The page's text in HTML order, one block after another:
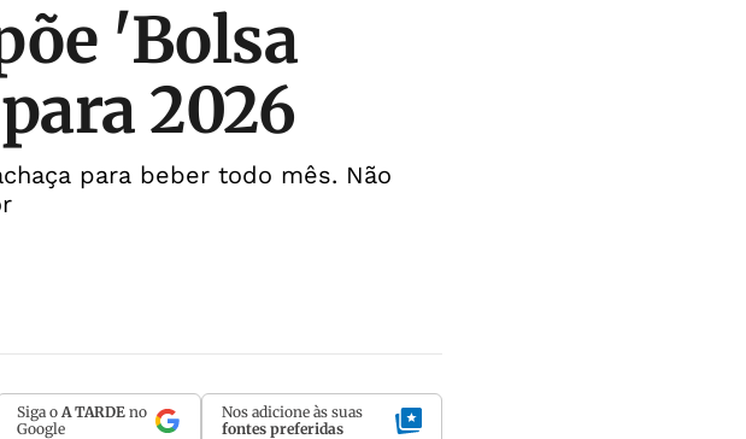
'Bolsa
2026
para beber todo mês. Não
Siga o A TARDE no
Google
Nos adicione às suas
fontes preferidas